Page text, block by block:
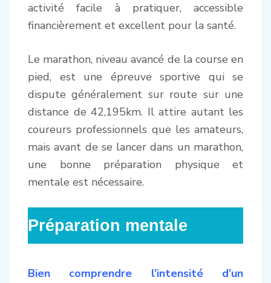
activité facile à pratiquer, accessible
financièrement et excellent pour la santé.
Le marathon, niveau avancé de la course en
pied, est une épreuve sportive qui se
dispute généralement sur route sur une
distance de 42,195km. Il attire autant les
coureurs professionnels que les amateurs,
mais avant de se lancer dans un marathon,
une bonne préparation physique et
mentale est nécessaire.
Préparation mentale
Bien comprendre l’intensité d’un